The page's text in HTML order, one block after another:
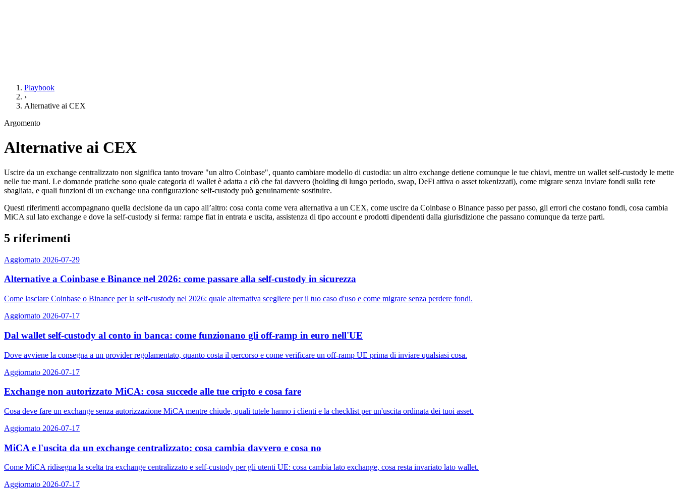
Playbook
›
Alternative ai CEX
Argomento
Alternative ai CEX
Uscire da un exchange centralizzato non significa tanto trovare "un altro Coinbase", quanto cambiare modello di custodia: un altro exchange detiene comunque le tue chiavi, mentre un wallet self-custody le mette
nelle tue mani. Le domande pratiche sono quale categoria di wallet è adatta a ciò che fai davvero (holding di lungo periodo, swap, DeFi attiva o asset tokenizzati), come migrare senza inviare fondi sulla rete
sbagliata, e quali funzioni di un exchange una configurazione self-custody può genuinamente sostituire.
Questi riferimenti accompagnano quella decisione da un capo all’altro: cosa conta come vera alternativa a un CEX, come uscire da Coinbase o Binance passo per passo, gli errori che costano fondi, cosa cambia
MiCA sul lato exchange e dove la self-custody si ferma: rampe fiat in entrata e uscita, assistenza di tipo account e prodotti dipendenti dalla giurisdizione che passano comunque da terze parti.
5 riferimenti
Aggiornato 2026-07-29
Alternative a Coinbase e Binance nel 2026: come passare alla self-custody in sicurezza
Come lasciare Coinbase o Binance per la self-custody nel 2026: quale alternativa scegliere per il tuo caso d'uso e come migrare senza perdere fondi.
Aggiornato 2026-07-17
Dal wallet self-custody al conto in banca: come funzionano gli off-ramp in euro nell'UE
Dove avviene la consegna a un provider regolamentato, quanto costa il percorso e come verificare un off-ramp UE prima di inviare qualsiasi cosa.
Aggiornato 2026-07-17
Exchange non autorizzato MiCA: cosa succede alle tue cripto e cosa fare
Cosa deve fare un exchange senza autorizzazione MiCA mentre chiude, quali tutele hanno i clienti e la checklist per un'uscita ordinata dei tuoi asset.
Aggiornato 2026-07-17
MiCA e l'uscita da un exchange centralizzato: cosa cambia davvero e cosa no
Come MiCA ridisegna la scelta tra exchange centralizzato e self-custody per gli utenti UE: cosa cambia lato exchange, cosa resta invariato lato wallet.
Aggiornato 2026-07-17